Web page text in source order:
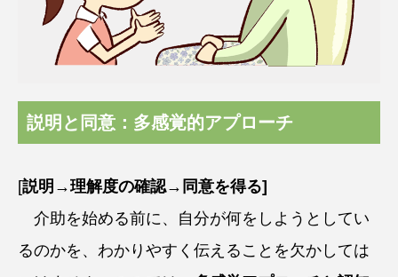
説明と同意：多感覚的アプローチ
[説明→理解度の確認→同意を得る]
介助を始める前に、自分が何をしようとしてい
るのかを、わかりやすく伝えることを欠かしては